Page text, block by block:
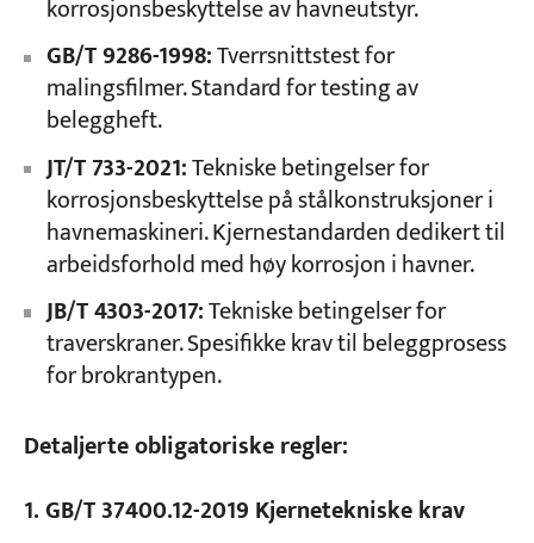
korrosjonsbeskyttelse av havneutstyr.
GB/T 9286-1998:Tverrsnittstest for
malingsfilmer. Standard for testing av
beleggheft.
JT/T 733-2021:Tekniske betingelser for
korrosjonsbeskyttelse på stålkonstruksjoner i
havnemaskineri. Kjernestandarden dedikert til
arbeidsforhold med høy korrosjon i havner.
JB/T 4303-2017:Tekniske betingelser for
traverskraner. Spesifikke krav til beleggprosess
for brokrantypen.
Detaljerte obligatoriske regler:
1. GB/T 37400.12-2019 Kjernetekniske krav